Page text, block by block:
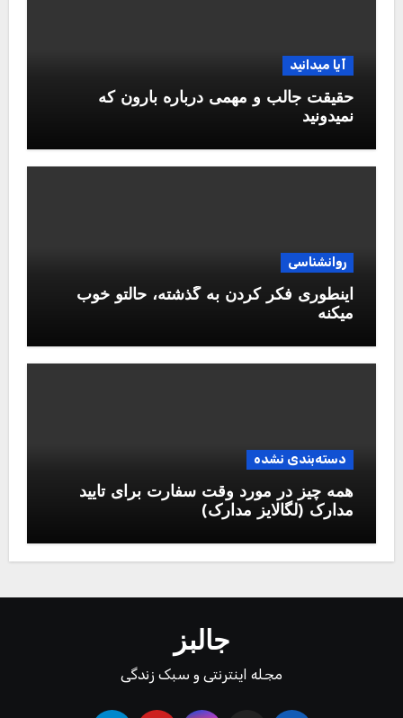
آیا میدانید
حقیقت جالب و مهمی درباره بارون که
نمیدونید
روانشناسی
اینطوری فکر کردن به گذشته، حالتو خوب
میکنه
دسته‌بندی نشده
همه چیز در مورد وقت سفارت برای تایید
مدارک (لگالایز مدارک)
جالبز
مجله اینترنتی و سبک زندگی